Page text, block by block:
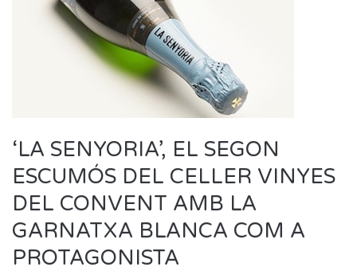
‘LA SENYORIA’, EL SEGON
ESCUMÓS DEL CELLER VINYES
DEL CONVENT AMB LA
GARNATXA BLANCA COM A
PROTAGONISTA